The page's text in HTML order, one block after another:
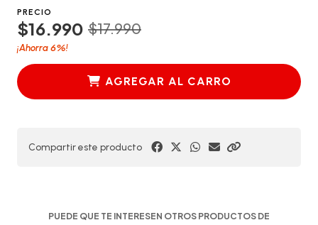
PRECIO
$16.990 $17.990
¡Ahorra6%!
AGREGAR AL CARRO
Compartir este producto
PUEDE QUE TE INTERESEN OTROS PRODUCTOS DE